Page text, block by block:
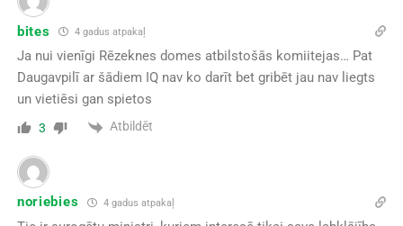
bites 4 gadus atpakaļ
Ja nui vienīgi Rēzeknes domes atbilstošās komiitejas… Pat
Daugavpilī ar šādiem IQ nav ko darīt bet gribēt jau nav liegts
un vietiēsi gan spietos
3 Atbildēt
noriebies 4 gadus atpakaļ